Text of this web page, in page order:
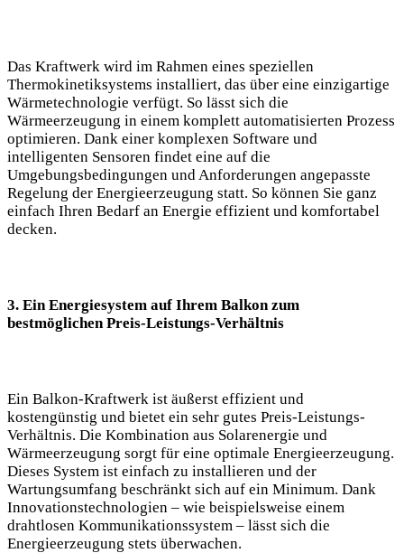
Das Kraftwerk wird im Rahmen eines ⁢speziellen​
Thermokinetiksystems installiert,‌ das über eine einzigartige
Wärmetechnologie verfügt. So lässt sich die
Wärmeerzeugung in ⁢einem komplett automatisierten Prozess
optimieren. Dank‍ einer⁣ komplexen​ Software und
intelligenten ​Sensoren findet eine auf die
Umgebungsbedingungen und Anforderungen angepasste
Regelung⁣ der Energieerzeugung statt. So können Sie ganz
einfach Ihren Bedarf an Energie‍ effizient und komfortabel
decken.
3. Ein Energiesystem auf Ihrem Balkon zum
bestmöglichen⁣ Preis-Leistungs-Verhältnis
Ein Balkon-Kraftwerk ist ⁤äußerst ⁢effizient und
‍kostengünstig und bietet⁤ ein sehr gutes Preis-Leistungs-
Verhältnis. Die Kombination aus Solarenergie und
Wärmeerzeugung sorgt für eine optimale ⁣Energieerzeugung.
Dieses⁣ System ​ist ⁢einfach zu⁣ installieren und der
Wartungsumfang beschränkt sich auf ein ⁢Minimum. ⁢Dank
Innovationstechnologien⁤ – wie beispielsweise einem
drahtlosen Kommunikationssystem – lässt sich die
Energieerzeugung stets ​überwachen.